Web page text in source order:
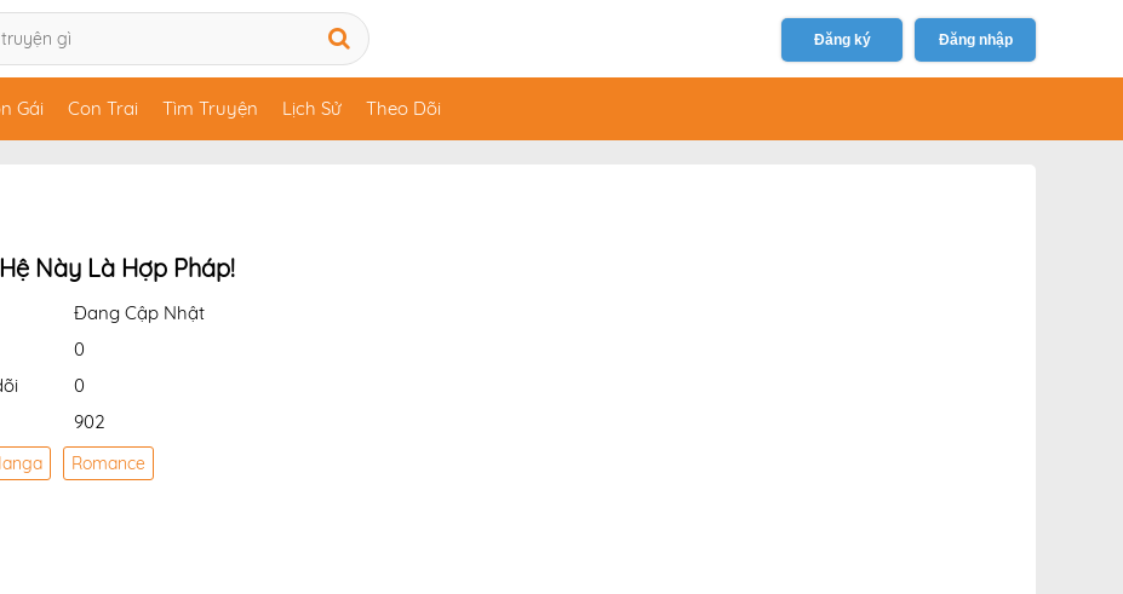
Đăng ký Đăng nhập
Gái Con Trai Tìm Truyện Lịch Sử Theo Dõi
Này Là Hợp Pháp!
Đang Cập Nhật
0
0
902
Romance